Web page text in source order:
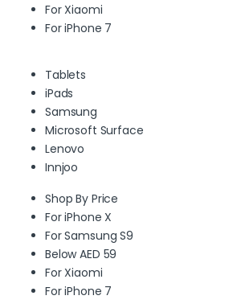
For Xiaomi
For iPhone 7
Tablets
iPads
Samsung
Microsoft Surface
Lenovo
Innjoo
Shop By Price
For iPhone X
For Samsung S9
Below AED 59
For Xiaomi
For iPhone 7